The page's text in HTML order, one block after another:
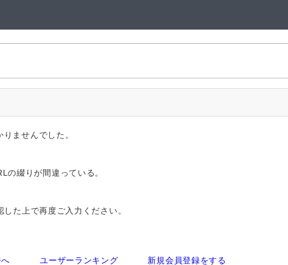
ませんでした。
の綴りが間違っている。
た上で再度ご入力ください。
ユーザーランキング 新規会員登録をする